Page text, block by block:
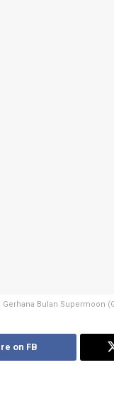
Gerhana Bulan Supermoon
on FB